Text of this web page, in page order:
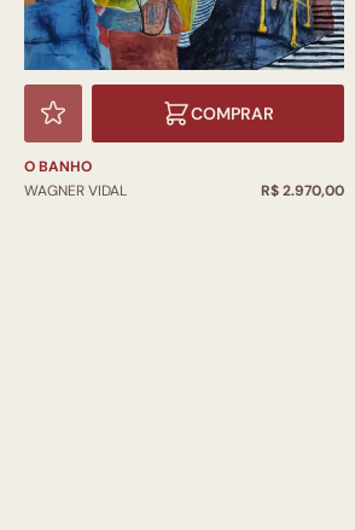
COMPRAR
O BANHO
WAGNER VIDAL
R$ 2.970,00